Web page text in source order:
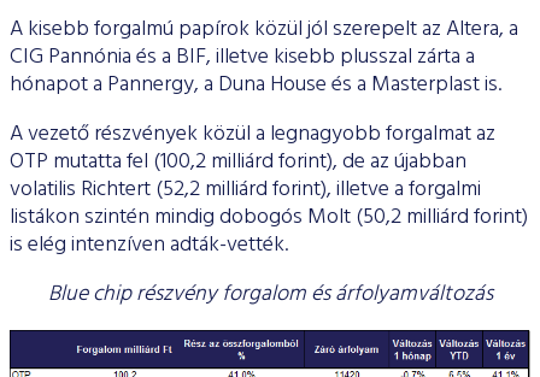
A kisebb forgalmú papírok közül jól szerepelt az Altera, a
CIG Pannónia és a BIF, illetve kisebb plusszal zárta a
hónapot a Pannergy, a Duna House és a Masterplast is.
A vezető részvények közül a legnagyobb forgalmat az
OTP mutatta fel (100,2 milliárd forint), de az újabban
volatilis Richtert (52,2 milliárd forint), illetve a forgalmi
listákon szintén mindig dobogós Molt (50,2 milliárd forint)
is elég intenzíven adták-vették.
Blue chip részvény forgalom és árfolyamváltozás